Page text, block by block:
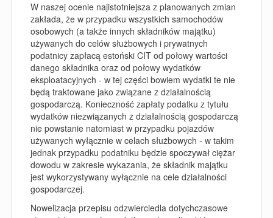
W naszej ocenie najistotniejsza z planowanych zmian
zakłada, że w przypadku wszystkich samochodów
osobowych (a także innych składników majątku)
używanych do celów służbowych i prywatnych
podatnicy zapłacą estoński CIT od połowy wartości
danego składnika oraz od połowy wydatków
eksploatacyjnych - w tej części bowiem wydatki te nie
będą traktowane jako związane z działalnością
gospodarczą. Konieczność zapłaty podatku z tytułu
wydatków niezwiązanych z działalnością gospodarczą
nie powstanie natomiast w przypadku pojazdów
używanych wyłącznie w celach służbowych - w takim
jednak przypadku podatniku będzie spoczywał ciężar
dowodu w zakresie wykazania, że składnik majątku
jest wykorzystywany wyłącznie na cele działalności
gospodarczej.
Nowelizacja przepisu odzwierciedla dotychczasowe